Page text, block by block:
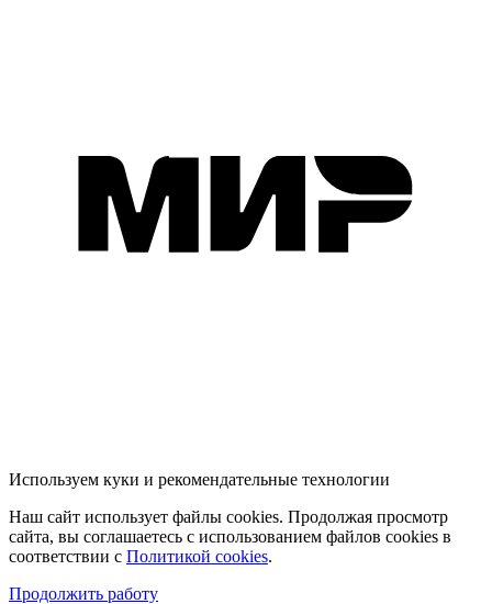
Используем куки и рекомендательные технологии
Наш сайт использует файлы cookies. Продолжая просмотр
сайта, вы соглашаетесь с использованием файлов cookies в
соответствии с Политикой cookies.
Продолжить работу